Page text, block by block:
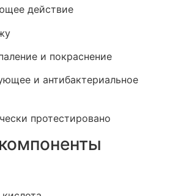
действие
и покраснение
и антибактериальное
протестировано